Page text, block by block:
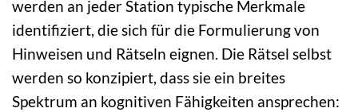
werden an jeder Station typische Merkmale
identifiziert, die sich für die Formulierung von
Hinweisen und Rätseln eignen. Die Rätsel selbst
werden so konzipiert, dass sie ein breites
Spektrum an kognitiven Fähigkeiten ansprechen: